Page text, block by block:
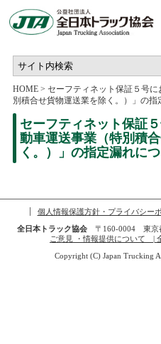
HOME> セーフティネット保証５号
別積合せ貨物運送業を除く。）」の指
セーフティネット保証
動車運送事業（特別積
く。）」の指定漏れに
個人情報保護方針・プライバシー
全日本トラック協会〒160-0004 東京都
ご意見 ・情報提供について |
Copyright (C) Japan Trucking